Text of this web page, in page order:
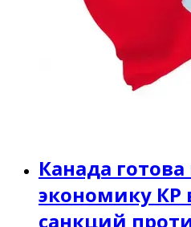
Канада
экономику КР
санкций